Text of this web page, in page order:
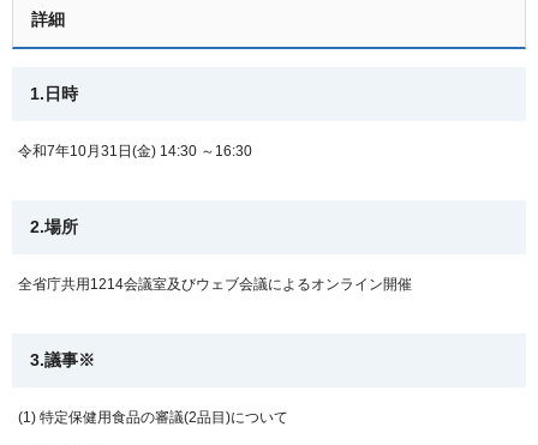
詳細
1.日時
令和7年10月31日(金) 14:30 ～16:30
2.場所
全省庁共用1214会議室及びウェブ会議によるオンライン開催
3.議事※
(1) 特定保健用食品の審議(2品目)について